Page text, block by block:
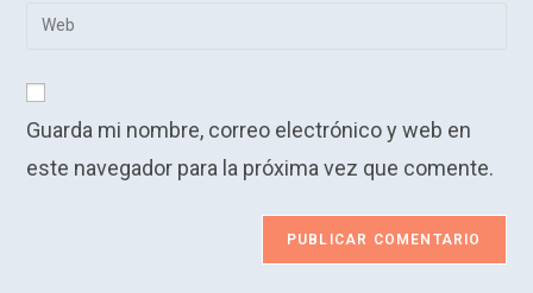
de
para
de
para
Introduce
de
tu
web
Guarda mi nombre, correo electrónico y web en
este navegador para la próxima vez que comente.